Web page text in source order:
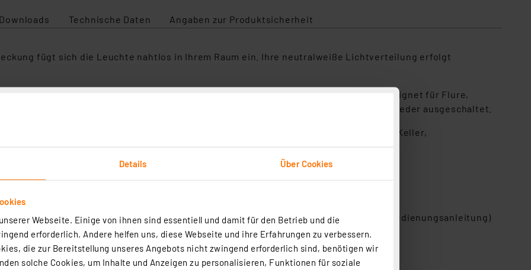
Details Über Cookies
Webseite. Einige von ihnen sind essentiell und damit für den Betrieb und die
erforderlich. Andere helfen uns, diese Webseite und ihre Erfahrungen zu verbessern.
die zur Bereitstellung unseres Angebots nicht zwingend erforderlich sind, benötigen wir
solche Cookies, um Inhalte und Anzeigen zu personalisieren, Funktionen für soziale
Downloads Technische Daten Angaben zur Produktsicherheit
fügt sich die Leuchte nahtlos in Ihrem Raum ein. Ihre neutralweiße Lichtverteilung erfolgt
schaltet das Licht daraufhin automatisch ein. Daher ist die LED-Leuchte sehr gut geeignet für Flure,
für das Gäste-WC. Nach der eingestellten Leuchtdauer wird das Licht automatisch wieder ausgeschaltet.
fest integrierten LEDs und HF-Sensor - geeignet für den Hauswirtschaftsraum, Flur, Keller,
/ 10 min / 20 min / 30 min
Aus
in größerer Höhe verringert sich die Erfassungsreichweite, beachten Sie die Bedienungsanleitung)